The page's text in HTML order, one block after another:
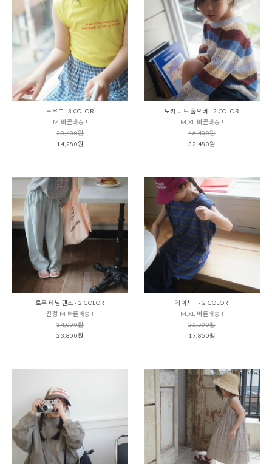
노우 T - 3 COLOR
M 빠른배송 !
20,400원
14,280원
보키 니트 풀오버 - 2 COLOR
M,XL 빠른배송 !
46,400원
32,480원
로우 데님 팬츠 - 2 COLOR
진청 M 빠른배송 !
34,000원
23,800원
에이치 T - 2 COLOR
M,XL 빠른배송 !
25,500원
17,850원